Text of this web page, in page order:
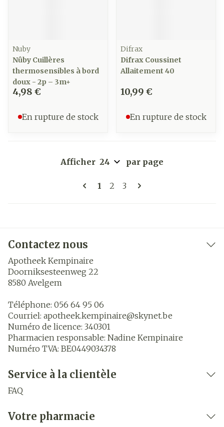
Nuby
Nûby Cuillères
thermosensibles à bord
doux - 2p – 3m+
4,98 €
En rupture de stock
Difrax
Difrax Coussinet
Allaitement 40
10,99 €
En rupture de stock
Pages
Vous lisez actuellement la
1 Page
2 Page
3
Afficher par page
Contactez nous
Apotheek Kempinaire
Doorniksesteenweg 22
8580 Avelgem
Téléphone: 056 64 95 06
Courriel: apotheek.kempinaire@skynet.be
Numéro de licence: 340301
Pharmacien responsable: Nadine Kempinaire
Numéro TVA: BE0449034378
Service à la clientèle
FAQ
Votre pharmacie